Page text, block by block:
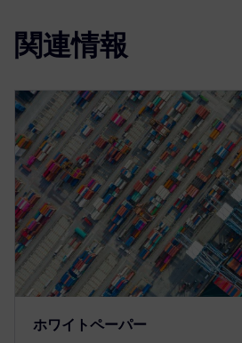
関連情報
ホワイトペーパー